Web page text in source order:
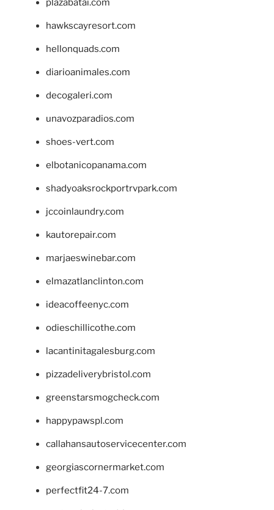
plazabatai.com
hawkscayresort.com
hellonquads.com
diarioanimales.com
decogaleri.com
unavozparadios.com
shoes-vert.com
elbotanicopanama.com
shadyoaksrockportrvpark.com
jccoinlaundry.com
kautorepair.com
marjaeswinebar.com
elmazatlanclinton.com
ideacoffeenyc.com
odieschillicothe.com
lacantinitagalesburg.com
pizzadeliverybristol.com
greenstarsmogcheck.com
happypawspl.com
callahansautoservicecenter.com
georgiascornermarket.com
perfectfit24-7.com